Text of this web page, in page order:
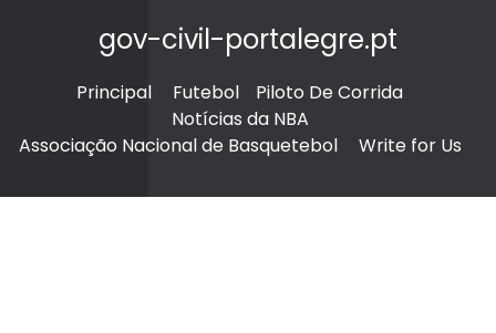
gov-civil-portalegre.pt
Principal Futebol
Piloto De Corrida
Notícias da NBA
Associação Nacional de Basquetebol
Write for Us